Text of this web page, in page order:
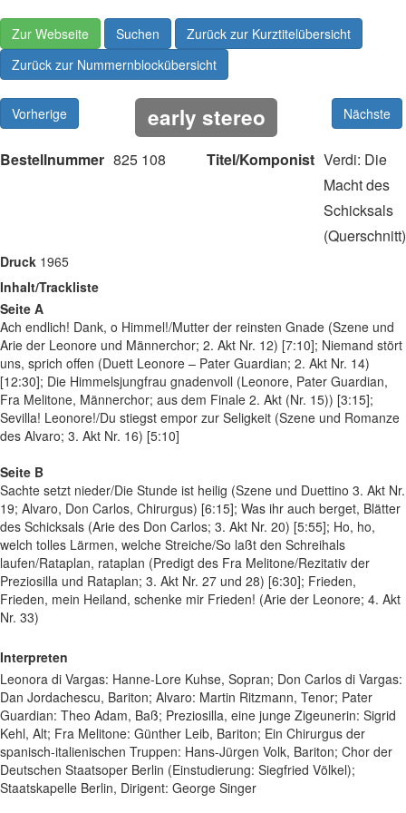
Zur Webseite Suchen
Zurück zur Kurztitelübersicht
Zurück zur Nummernblockübersicht
Vorherige early stereo Nächste
Bestellnummer 825 108 Titel/Komponist Verdi: Die
Macht des
Schicksals
(Querschnitt)
Druck 1965
Inhalt/Trackliste
Seite A
Ach endlich! Dank, o Himmel!/Mutter der reinsten Gnade (Szene und
Arie der Leonore und Männerchor; 2. Akt Nr. 12) [7:10]; Niemand stört
uns, sprich offen (Duett Leonore – Pater Guardian; 2. Akt Nr. 14)
[12:30]; Die Himmelsjungfrau gnadenvoll (Leonore, Pater Guardian,
Fra Melitone, Männerchor; aus dem Finale 2. Akt (Nr. 15)) [3:15];
Sevilla! Leonore!/Du stiegst empor zur Seligkeit (Szene und Romanze
des Alvaro; 3. Akt Nr. 16) [5:10]
Seite B
Sachte setzt nieder/Die Stunde ist heilig (Szene und Duettino 3. Akt Nr.
19; Alvaro, Don Carlos, Chirurgus) [6:15]; Was ihr auch berget, Blätter
des Schicksals (Arie des Don Carlos; 3. Akt Nr. 20) [5:55]; Ho, ho,
welch tolles Lärmen, welche Streiche/So laßt den Schreihals
laufen/Rataplan, rataplan (Predigt des Fra Melitone/Rezitativ der
Preziosilla und Rataplan; 3. Akt Nr. 27 und 28) [6:30]; Frieden,
Frieden, mein Heiland, schenke mir Frieden! (Arie der Leonore; 4. Akt
Nr. 33)
Interpreten
Leonora di Vargas: Hanne-Lore Kuhse, Sopran; Don Carlos di Vargas:
Dan Jordachescu, Bariton; Alvaro: Martin Ritzmann, Tenor; Pater
Guardian: Theo Adam, Baß; Preziosilla, eine junge Zigeunerin: Sigrid
Kehl, Alt; Fra Melitone: Günther Leib, Bariton; Ein Chirurgus der
spanisch-italienischen Truppen: Hans-Jürgen Volk, Bariton; Chor der
Deutschen Staatsoper Berlin (Einstudierung: Siegfried Völkel);
Staatskapelle Berlin, Dirigent: George Singer